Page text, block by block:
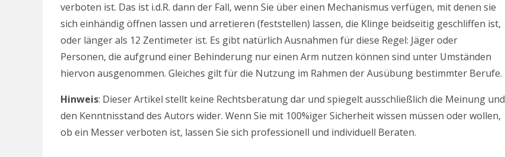
verboten ist. Das ist i.d.R. dann der Fall, wenn Sie über einen Mechanismus verfügen, mit denen sie
sich einhändig öffnen lassen und arretieren (feststellen) lassen, die Klinge beidseitig geschliffen ist,
oder länger als 12 Zentimeter ist. Es gibt natürlich Ausnahmen für diese Regel: Jäger oder
Personen, die aufgrund einer Behinderung nur einen Arm nutzen können sind unter Umständen
hiervon ausgenommen. Gleiches gilt für die Nutzung im Rahmen der Ausübung bestimmter Berufe.
Hinweis: Dieser Artikel stellt keine Rechtsberatung dar und spiegelt ausschließlich die Meinung und
den Kenntnisstand des Autors wider. Wenn Sie mit 100%iger Sicherheit wissen müssen oder wollen,
ob ein Messer verboten ist, lassen Sie sich professionell und individuell Beraten.